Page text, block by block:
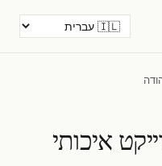
איכותי